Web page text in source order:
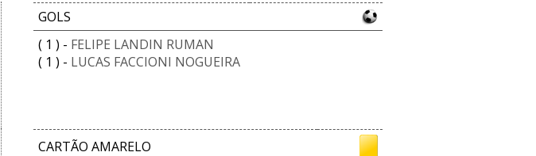
GOLS
( 1 ) - FELIPE LANDIN RUMAN
( 1 ) - LUCAS FACCIONI NOGUEIRA
CARTÃO AMARELO